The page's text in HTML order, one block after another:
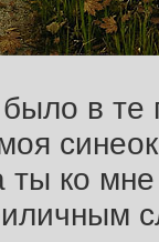
в те
ты ко